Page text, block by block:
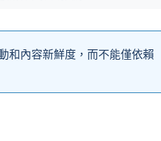
和內容新鮮度，而不能僅依賴